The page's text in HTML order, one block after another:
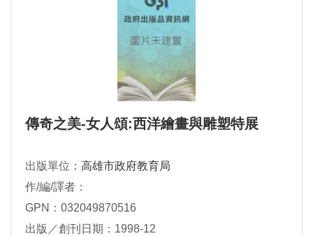
傳奇之美-女人頌:西洋繪畫與雕塑特展
出版單位： 高雄市政府教育局
作/編/譯者：
GPN：032049870516
出版／創刊日期：1998-12